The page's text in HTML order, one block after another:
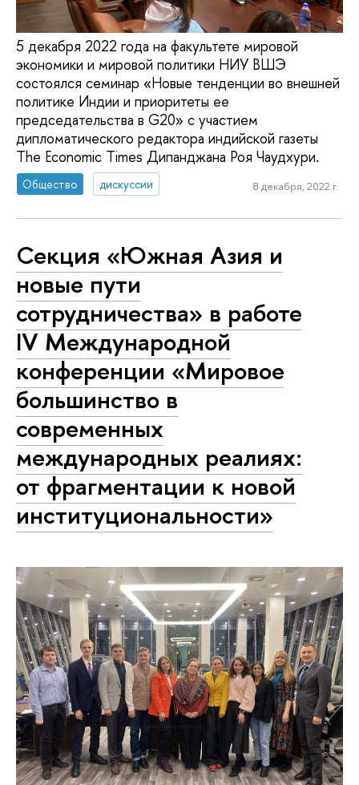
5 декабря 2022 года на факультете мировой
экономики и мировой политики НИУ ВШЭ
состоялся семинар «Новые тенденции во внешней
политике Индии и приоритеты ее
председательства в G20» с участием
дипломатического редактора индийской газеты
The Economic Times Дипанджана Роя Чаудхури.
Общество дискуссии 8 декабря, 2022 г.
Секция «Южная Азия и
новые пути
сотрудничества» в работе
IV Международной
конференции «Мировое
большинство в
современных
международных реалиях:
от фрагментации к новой
институциональности»